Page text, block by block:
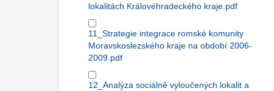
lokalitách Královéhradeckého kraje.pdf
11_Strategie integrace romské komunity
Moravskoslezského kraje na období 2006-
2009.pdf
12_Analýza sociálně vyloučených lokalit a